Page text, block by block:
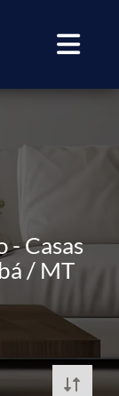
- Casas
/ MT